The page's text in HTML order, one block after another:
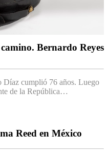
Bernardo Reyes
Díaz cumplió 76 años. Luego
de la República…
Reed en México